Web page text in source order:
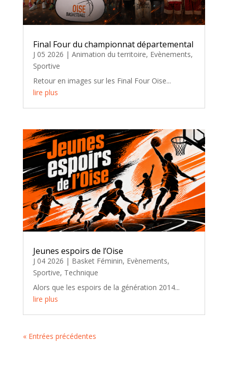
Final Four du championnat départemental
J 05 2026 | Animation du territoire, Evènements,
Sportive
Retour en images sur les Final Four Oise...
lire plus
Jeunes espoirs de l’Oise
J 04 2026 | Basket Féminin, Evènements,
Sportive, Technique
Alors que les espoirs de la génération 2014...
lire plus
« Entrées précédentes